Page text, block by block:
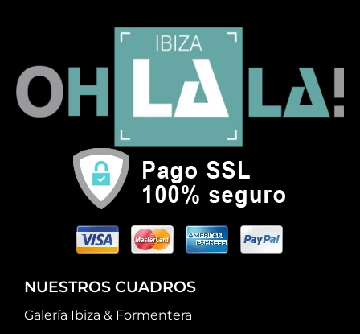
NUESTROS CUADROS
Galería Ibiza & Formentera